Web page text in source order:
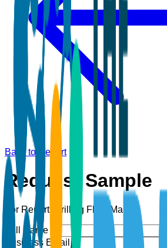
Back to Report
Request Sample
For Report: Drilling Fluid Market
Full Name *
Business Email *